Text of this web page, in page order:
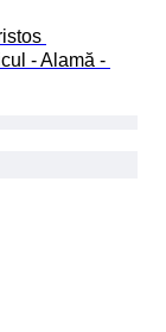
- Alamă -